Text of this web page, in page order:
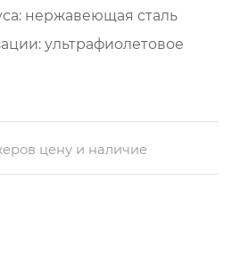
нержавеющая сталь
ультрафиолетовое
ножей (до 48 см длинной)
до 120 минут
0,01 кВт
x 605 см
Беларусь
цену и наличие